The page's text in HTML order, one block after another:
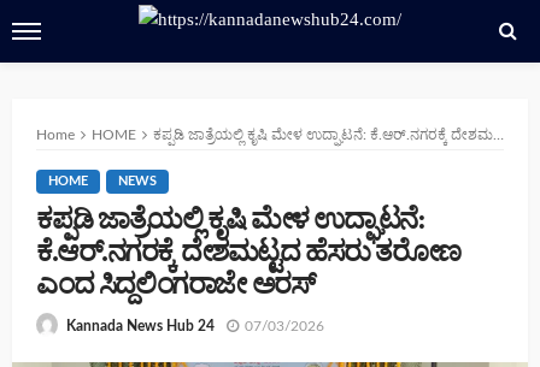
Home HOME ಕಪ್ಪಡಿ ಜಾತ್ರೆಯಲ್ಲಿ ಕೃಷಿ ಮೇಳ ಉದ್ಘಾಟನೆ: ಕೆ.ಆರ್.ನಗರಕ್ಕೆ ದೇಶಮಟ್ಟದ ಹೆಸರು ತರೋಣ ಎಂದ ಸಿದ್ದಲಿಂಗರಾಜೇ ಅರಸ್
HOME NEWS
ಕಪ್ಪಡಿ ಜಾತ್ರೆಯಲ್ಲಿ ಕೃಷಿ ಮೇಳ ಉದ್ಘಾಟನೆ:
ಕೆ.ಆರ್.ನಗರಕ್ಕೆ ದೇಶಮಟ್ಟದ ಹೆಸರು ತರೋಣ
ಎಂದ ಸಿದ್ದಲಿಂಗರಾಜೇ ಅರಸ್
Kannada News Hub 24 07/03/2026